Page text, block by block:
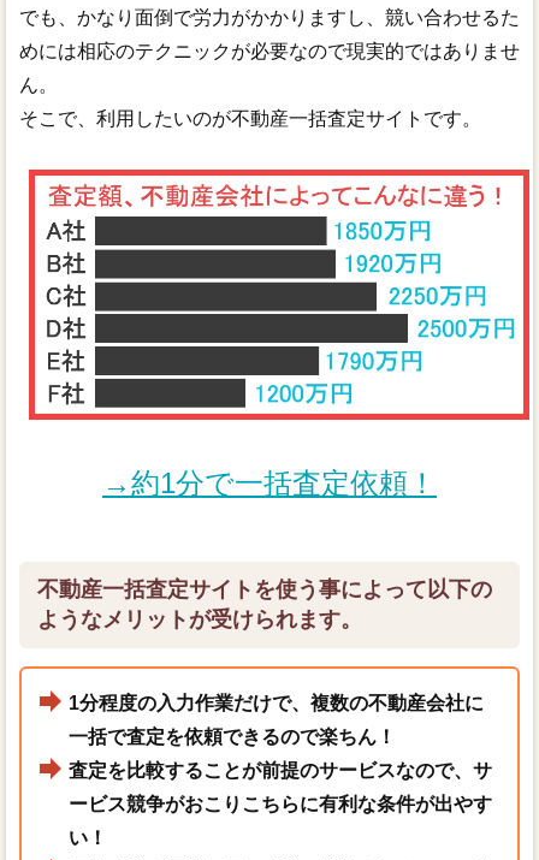
でも、かなり面倒で労力がかかりますし、競い合わせるた
めには相応のテクニックが必要なので現実的ではありませ
ん。
そこで、利用したいのが不動産一括査定サイトです。
→約1分で一括査定依頼！
不動産一括査定サイトを使う事によって以下の
ようなメリットが受けられます。
1分程度の入力作業だけで、複数の不動産会社に
一括で査定を依頼できるので楽ちん！
査定を比較することが前提のサービスなので、サ
ービス競争がおこりこちらに有利な条件が出やす
い！